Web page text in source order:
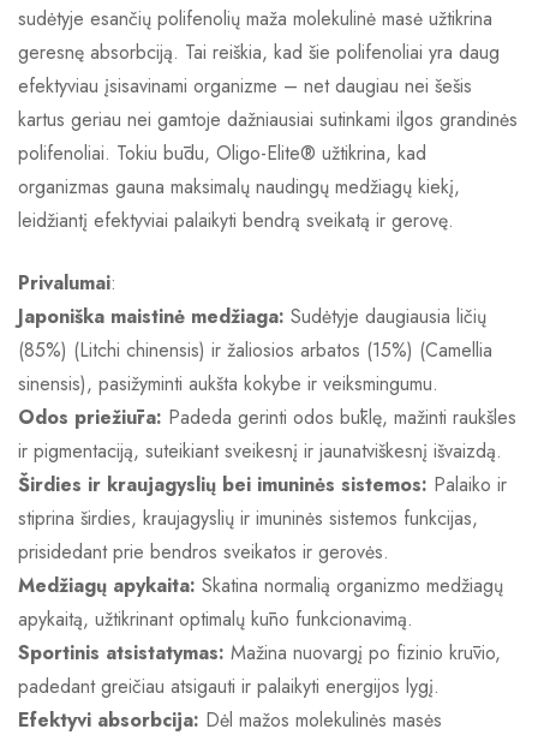
sudėtyje esančių polifenolių maža molekulinė masė užtikrina
geresnę absorbciją. Tai reiškia, kad šie polifenoliai yra daug
efektyviau įsisavinami organizme – net daugiau nei šešis
kartus geriau nei gamtoje dažniausiai sutinkami ilgos grandinės
polifenoliai. Tokiu būdu, Oligo-Elite® užtikrina, kad
organizmas gauna maksimalų naudingų medžiagų kiekį,
leidžiantį efektyviai palaikyti bendrą sveikatą ir gerovę.
Privalumai:
Japoniška maistinė medžiaga: Sudėtyje daugiausia ličių
(85%) (Litchi chinensis) ir žaliosios arbatos (15%) (Camellia
sinensis), pasižyminti aukšta kokybe ir veiksmingumu.
Odos priežiūra: Padeda gerinti odos būklę, mažinti raukšles
ir pigmentaciją, suteikiant sveikesnį ir jaunatviškesnį išvaizdą.
Širdies ir kraujagyslių bei imuninės sistemos: Palaiko ir
stiprina širdies, kraujagyslių ir imuninės sistemos funkcijas,
prisidedant prie bendros sveikatos ir gerovės.
Medžiagų apykaita: Skatina normalią organizmo medžiagų
apykaitą, užtikrinant optimalų kūno funkcionavimą.
Sportinis atsistatymas: Mažina nuovargį po fizinio krūvio,
padedant greičiau atsigauti ir palaikyti energijos lygį.
Efektyvi absorbcija: Dėl mažos molekulinės masės